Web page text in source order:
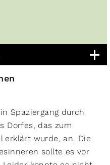
Spaziergang durch
Dorfes, das zum
erklärt wurde, an. Die
sollte es vor